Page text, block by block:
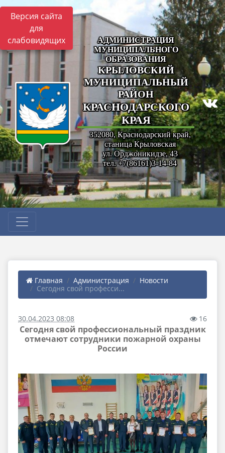
Версия сайта
для
слабовидящих
АДМИНИСТРАЦИЯ
МУНИЦИПАЛЬНОГО
ОБРАЗОВАНИЯ
КРЫЛОВСКИЙ
МУНИЦИПАЛЬНЫЙ
РАЙОН
КРАСНОДАРСКОГО
КРАЯ
352080, Краснодарский край,
станица Крыловская
ул. Орджоникидзе, 43
тел. +7(86161)3-14-84
Главная Администрация
Новости
Сегодня свой професси...
30.04.2023 08:08 16
Сегодня свой профессиональный праздник
отмечают сотрудники пожарной охраны
России